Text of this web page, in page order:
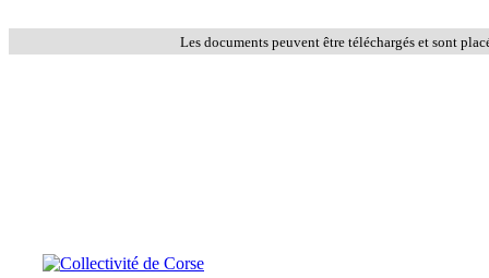
Les documents peuvent être téléchargés et sont